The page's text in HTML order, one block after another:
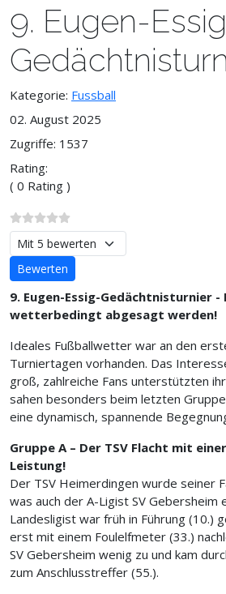
9. Eugen-
Kategorie: Fussball
02. August 2025
Zugriffe: 1537
Rating:
( 0 Rating )
Bitte bewerten
9. Eugen-Essig-Gedächtnisturnier -
wetterbedingt abgesagt werden!
Ideales Fußballwetter war an den
Turniertagen vorhanden. Das
groß, zahlreiche Fans unterstützten
sahen besonders beim letzten
eine dynamisch, spannende
Gruppe A – Der TSV Flacht mit
Leistung!
Der TSV Heimerdingen wurde seiner
was auch der A-Ligist SV Gebersheim
Landesligist war früh in Führung (10.)
erst mit einem Foulelfmeter (33.)
SV Gebersheim wenig zu und kam
zum Anschlusstreffer (55.).